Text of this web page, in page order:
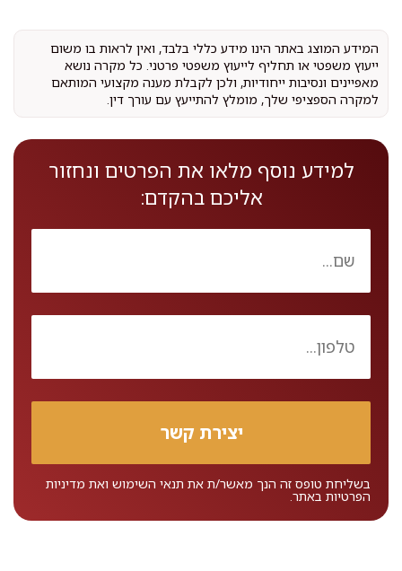
המידע המוצג באתר הינו מידע כללי בלבד, ואין לראות בו משום
ייעוץ משפטי או תחליף לייעוץ משפטי פרטני. כל מקרה נושא
מאפיינים ונסיבות ייחודיות, ולכן לקבלת מענה מקצועי המותאם
למקרה הספציפי שלך, מומלץ להתייעץ עם עורך דין.
למידע נוסף מלאו את הפרטים ונחזור
אליכם בהקדם:
בשליחת טופס זה הנך מאשר/ת את תנאי השימוש ואת מדיניות
הפרטיות באתר.